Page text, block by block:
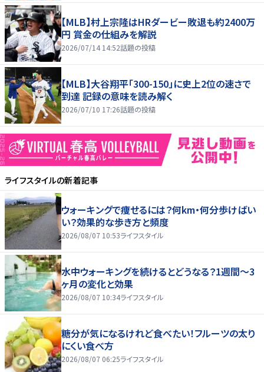
【MLB】村上宗隆はHRダービー敗退も約2400万
円 賞金の仕組みを解説
2026/07/14 14:52話題の投稿
【MLB】大谷翔平「300-150」に史上2位の速さで
到達 記録の意味を読み解く
2026/07/10 17:26話題の投稿
ライフスタイルの新着記事
ウォーキングで痩せるには？何km・何分歩けばい
い？効果的な歩き方と頻度
2026/08/07 10:53ライフスタイル
水中ウォーキングを続けるとどうなる？1週間～3
ヶ月の変化と効果
2026/08/07 10:34ライフスタイル
糖分が気になるけれど食べたい！フルーツの太り
にくい食べ方
2026/08/07 06:25ライフスタイル